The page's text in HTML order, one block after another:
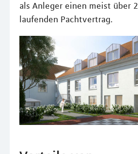
als Anleger einen meist über
laufenden Pachtvertrag.